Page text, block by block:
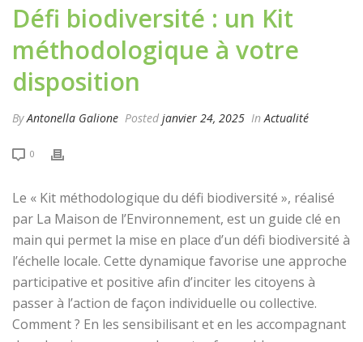
Défi biodiversité : un Kit
méthodologique à votre
disposition
ByAntonella Galione Posted janvier 24, 2025 InActualité
0
Le « Kit méthodologique du défi biodiversité », réalisé
par La Maison de l’Environnement, est un guide clé en
main qui permet la mise en place d’un défi biodiversité à
l’échelle locale. Cette dynamique favorise une approche
participative et positive afin d’inciter les citoyens à
passer à l’action de façon individuelle ou collective.
Comment ? En les sensibilisant et en les accompagnant